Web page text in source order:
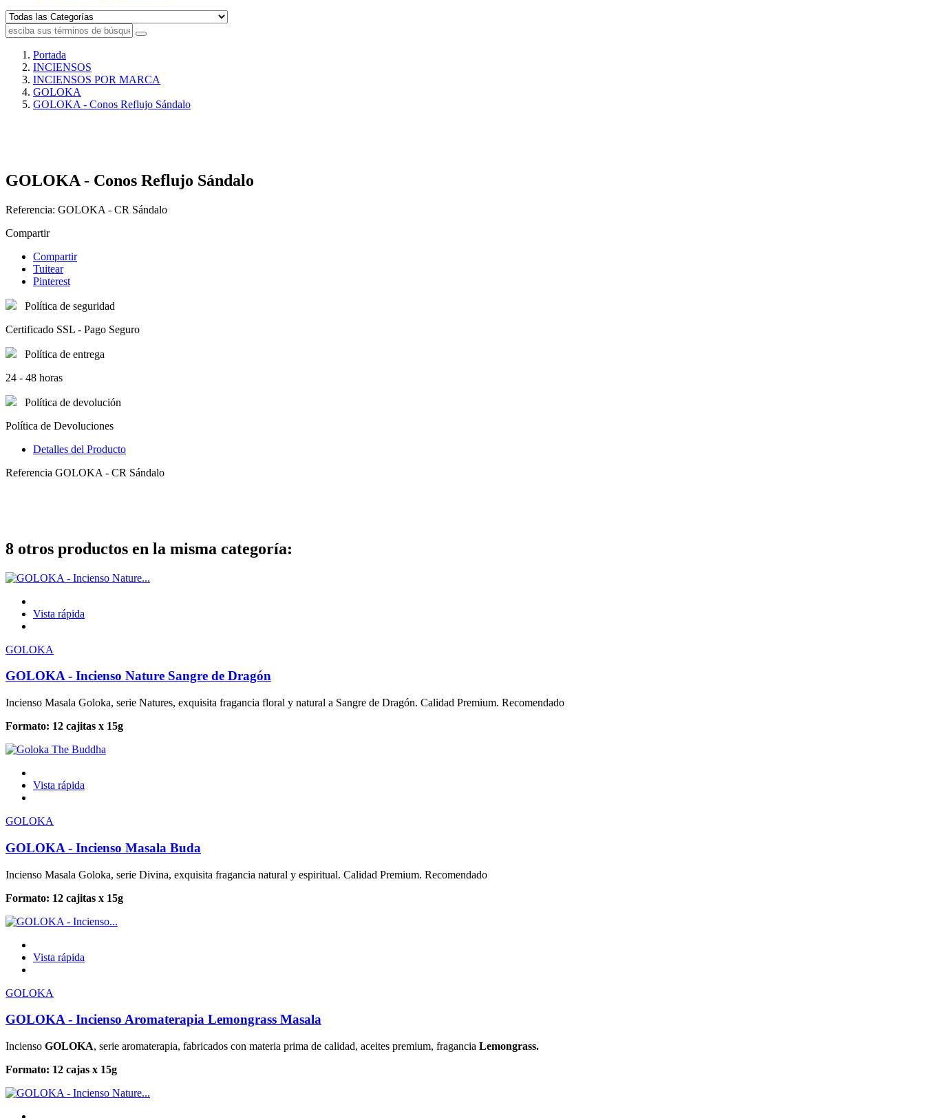
Portada
INCIENSOS
INCIENSOS POR MARCA
GOLOKA
GOLOKA - Conos Reflujo Sándalo
GOLOKA - Conos Reflujo Sándalo
Referencia: GOLOKA - CR Sándalo
Compartir
Compartir
Tuitear
Pinterest
Política de seguridad
Certificado SSL - Pago Seguro
Política de entrega
24 - 48 horas
Política de devolución
Política de Devoluciones
Detalles del Producto
Referencia GOLOKA - CR Sándalo
8 otros productos en la misma categoría:
Vista rápida
GOLOKA
GOLOKA - Incienso Nature Sangre de Dragón
Incienso Masala Goloka, serie Natures, exquisita fragancia floral y natural a Sangre de Dragón. Calidad Premium. Recomendado
Formato: 12 cajitas x 15g
Vista rápida
GOLOKA
GOLOKA - Incienso Masala Buda
Incienso Masala Goloka, serie Divina, exquisita fragancia natural y espiritual. Calidad Premium. Recomendado
Formato: 12 cajitas x 15g
Vista rápida
GOLOKA
GOLOKA - Incienso Aromaterapia Lemongrass Masala
Incienso GOLOKA, serie aromaterapia, fabricados con materia prima de calidad, aceites premium, fragancia Lemongrass.
Formato: 12 cajas x 15g